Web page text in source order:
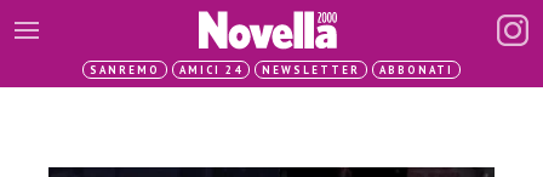
SANREMO AMICI 24 NEWSLETTER ABBONATI